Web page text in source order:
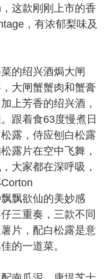
这款刚刚上市的香
，有浓郁梨味及
的绍兴酒焗大闸
大闸蟹蟹肉和蟹膏
上芳香的绍兴酒，
跟着食63度慢煮日
露，侍应刨白松露
露片在空中飞舞，
大家都在深呼吸，
飘欲仙的美妙感
三重奏，三款不同
片，配白松露是意
的一道菜。